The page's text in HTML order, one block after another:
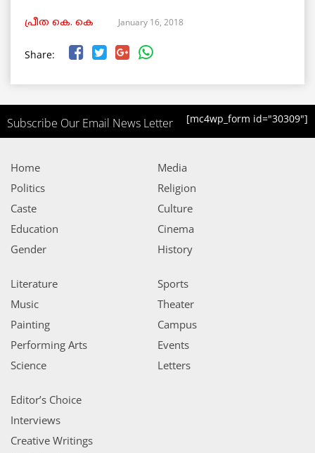
പ്രീത കെ. കെ January 16, 2018
Share:
Subscribe Our Email News Letter [mc4wp_form id="30309"]
Home
Politics
Caste
Education
Gender
Media
Religion
Culture
Cinema
History
Literature
Music
Painting
Performing Arts
Science
Sports
Theater
Campus
Events
Letters
Editor’s Choice
Interviews
Creative Writings